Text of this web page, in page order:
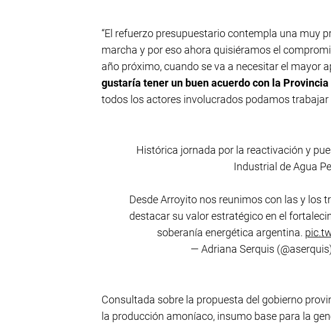
“El refuerzo presupuestario contempla una muy
marcha y por eso ahora quisiéramos el
año próximo, cuando se va a necesitar el mayor
gustaría tener un buen acuerdo con la Provincia
todos los actores involucrados podamos trabajar
Histórica jornada por la reactivación y
Industrial de Agua
Desde Arroyito nos reunimos con las y los
destacar su valor estratégico en el
soberanía energética argentina.
— Adriana Serquis
Consultada sobre la propuesta del gobierno
la producción amoníaco, insumo base para la